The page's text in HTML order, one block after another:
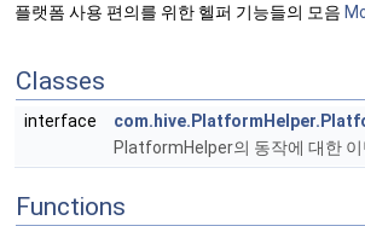
플랫폼 사용 편의를 위한 헬퍼 기능들의 모음
Classes
interface
PlatformHelper의 동작에 대한 이
Functions